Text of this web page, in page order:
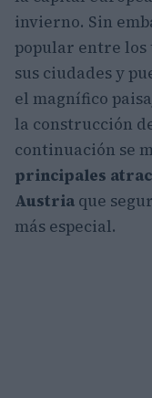
invierno. Sin
popular entre
sus ciudades y
el magnífico
la construcción
continuación se
principales
Austria que
más especial.